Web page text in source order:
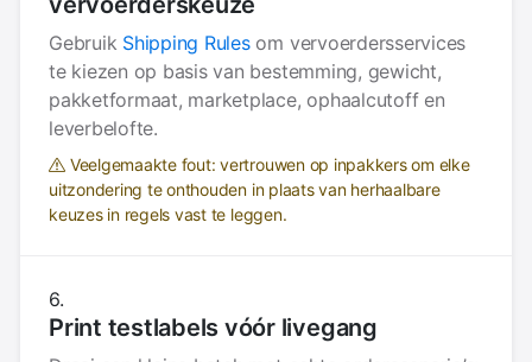
Gebruik Shipping Rulesom vervoerdersservices
te kiezen op basis van bestemming, gewicht,
pakketformaat, marketplace, ophaalcutoff en
leverbelofte.
Veelgemaakte fout: vertrouwen op inpakkers om elke
uitzondering te onthouden in plaats van herhaalbare
keuzes in regels vast te leggen.
Print testlabels vóór livegang